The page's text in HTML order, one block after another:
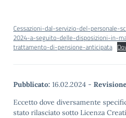
Cessazioni-dal-servizio-del-personale-
2024-a-seguito-delle-disposizioni-in-
trattamento-di-pensione-anticipata
Pubblicato: 16.02.2024 -
Eccetto dove diversamente
stato rilasciato sotto Licenza